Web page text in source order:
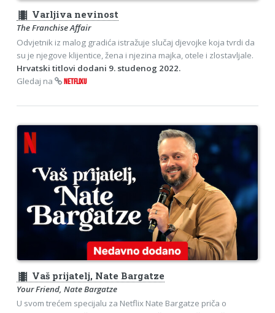
theaters Varljiva nevinost
The Franchise Affair
Odvjetnik iz malog gradića istražuje slučaj djevojke koja tvrdi da
su je njegove klijentice, žena i njezina majka, otele i zlostavljale.
Hrvatski titlovi dodani 9. studenog 2022.
Gledaj na
NETFLIXU
theaters Vaš prijatelj, Nate Bargatze
Your Friend, Nate Bargatze
U svom trećem specijalu za Netflix Nate Bargatze priča o